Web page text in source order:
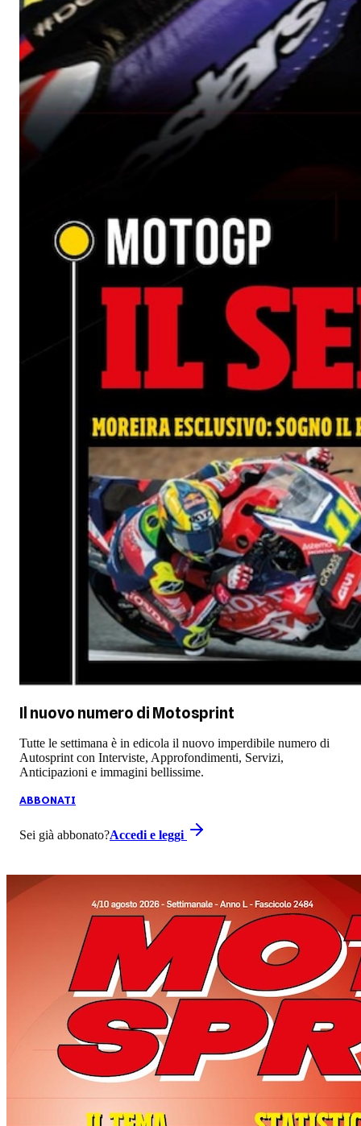
Il nuovo numero di Motosprint
Tutte le settimana è in edicola il nuovo imperdibile numero di
Autosprint con Interviste, Approfondimenti, Servizi,
Anticipazioni e immagini bellissime.
ABBONATI
Sei già abbonato?Accedi e leggi